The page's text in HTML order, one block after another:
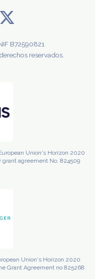
B72590821
reservados.
Union's Horizon 2020
agreement No. 824509
Union's Horizon 2020
Grant Agreement no 825268.